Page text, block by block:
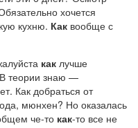
хочется
кухню. Как вообще с
как лучше
теории знаю —
Как добраться от
мюнхен? Но оказалась
че-то как-то все не